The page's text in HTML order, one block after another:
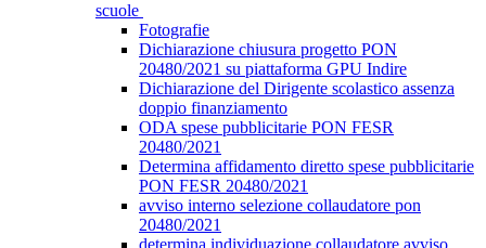
scuole
Fotografie
Dichiarazione chiusura progetto PON
20480/2021 su piattaforma GPU Indire
Dichiarazione del Dirigente scolastico assenza
doppio finanziamento
ODA spese pubblicitarie PON FESR
20480/2021
Determina affidamento diretto spese pubblicitarie
PON FESR 20480/2021
avviso interno selezione collaudatore pon
20480/2021